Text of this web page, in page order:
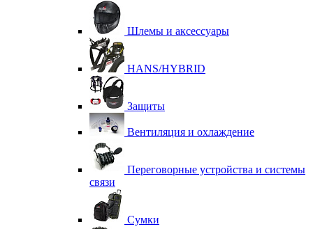
Шлемы и аксессуары
HANS/HYBRID
Защиты
Вентиляция и охлаждение
Переговорные устройства и системы
связи
Сумки